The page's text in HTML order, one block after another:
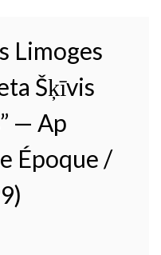
Limoges
Šķīvis
— Ap
Époque /